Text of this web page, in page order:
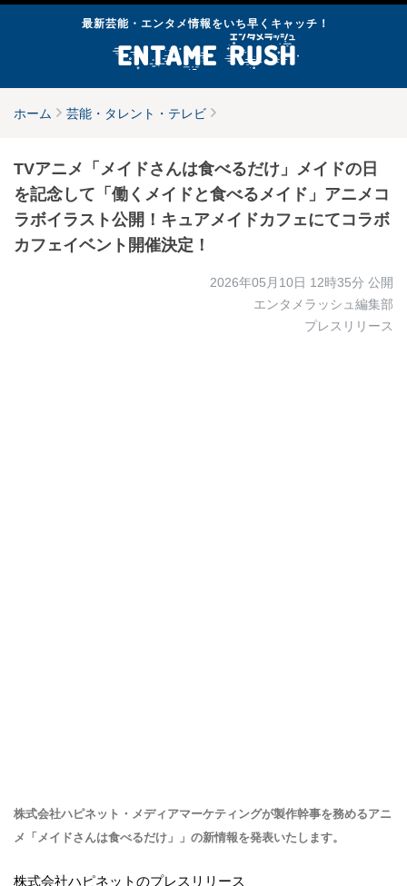
最新芸能・エンタメ情報をいち早くキャッチ！
ホーム 芸能・タレント・テレビ
TVアニメ「メイドさんは食べるだけ」メイドの日
を記念して「働くメイドと食べるメイド」アニメコ
ラボイラスト公開！キュアメイドカフェにてコラボ
カフェイベント開催決定！
2026年05月10日 12時35分 公開
エンタメラッシュ編集部
プレスリリース
株式会社ハピネット・メディアマーケティングが製作幹事を務めるアニ
メ「メイドさんは食べるだけ」」の新情報を発表いたします。
株式会社ハピネットのプレスリリース